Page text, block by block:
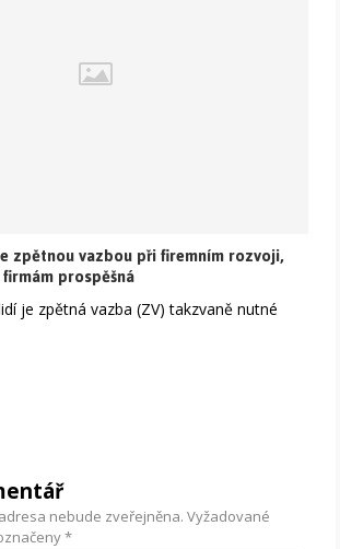
zpětnou vazbou při firemním rozvoji,
prospěšná
je zpětná vazba (ZV) takzvaně nutné
nebude zveřejněna. Vyžadované
*